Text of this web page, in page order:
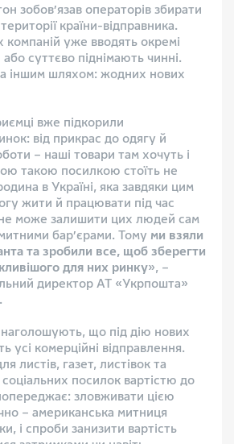
зобов’язав операторів збирати
країни-відправника.
компаній уже вводять окремі
суттєво піднімають чинні.
іншим шляхом: жодних нових
вже підкорили
від прикрас до одягу й
– наші товари там хочуть і
такою посилкою стоїть не
в Україні, яка завдяки цим
жити й працювати під час
може залишити цих людей сам
бар’єрами. Тому ми взяли
та зробили все, щоб зберегти
для них ринку», –
директор АТ «Укрпошта»
наголошують, що під дію нових
усі комерційні відправлення.
листів, газет, листівок та
посилок вартістю до
зловживати цією
– американська митниця
і спроби занизити вартість